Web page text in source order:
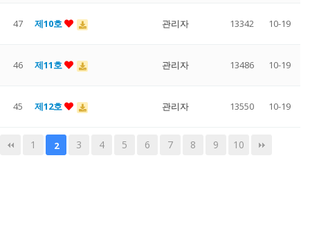
47 제10호 관리자 13342 10-19
46 제11호 관리자 13486 10-19
45 제12호 관리자 13550 10-19
1 2 3 4 5 6 7 8 9 10